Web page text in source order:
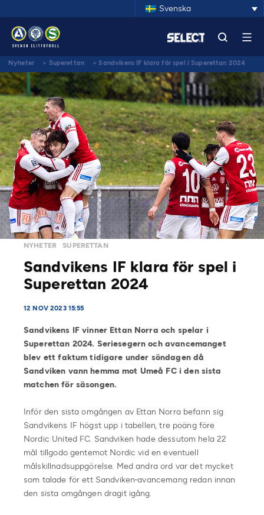
Svenska
Nyheter > Superettan > Sandvikens IF klara för spel i Superettan 2024
NYHETER SUPERETTAN
Sandvikens IF klara för spel i
Superettan 2024
12 NOV 2023 15:55
Sandvikens IF vinner Ettan Norra och spelar i
Superettan 2024. Seriesegern och avancemanget
blev ett faktum tidigare under söndagen då
Sandviken vann hemma mot Umeå FC i den sista
matchen för säsongen.
Inför den sista omgången av Ettan Norra befann sig
Sandvikens IF högst upp i tabellen, tre poäng före
Nordic United FC. Sandviken hade dessutom hela 22
mål tillgodo gentemot Nordic vid en eventuell
målskillnadsuppgörelse. Med andra ord var det mycket
som talade för ett Sandviken-avancemang redan innan
den sista omgången dragit igång.